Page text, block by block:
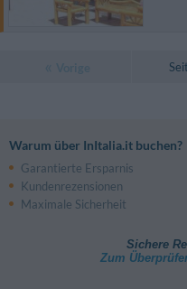
Warum über InItalia.it buchen?
Garantierte Ersparnis
Kundenrezensionen
Maximale Sicherheit
Sichere
Zum